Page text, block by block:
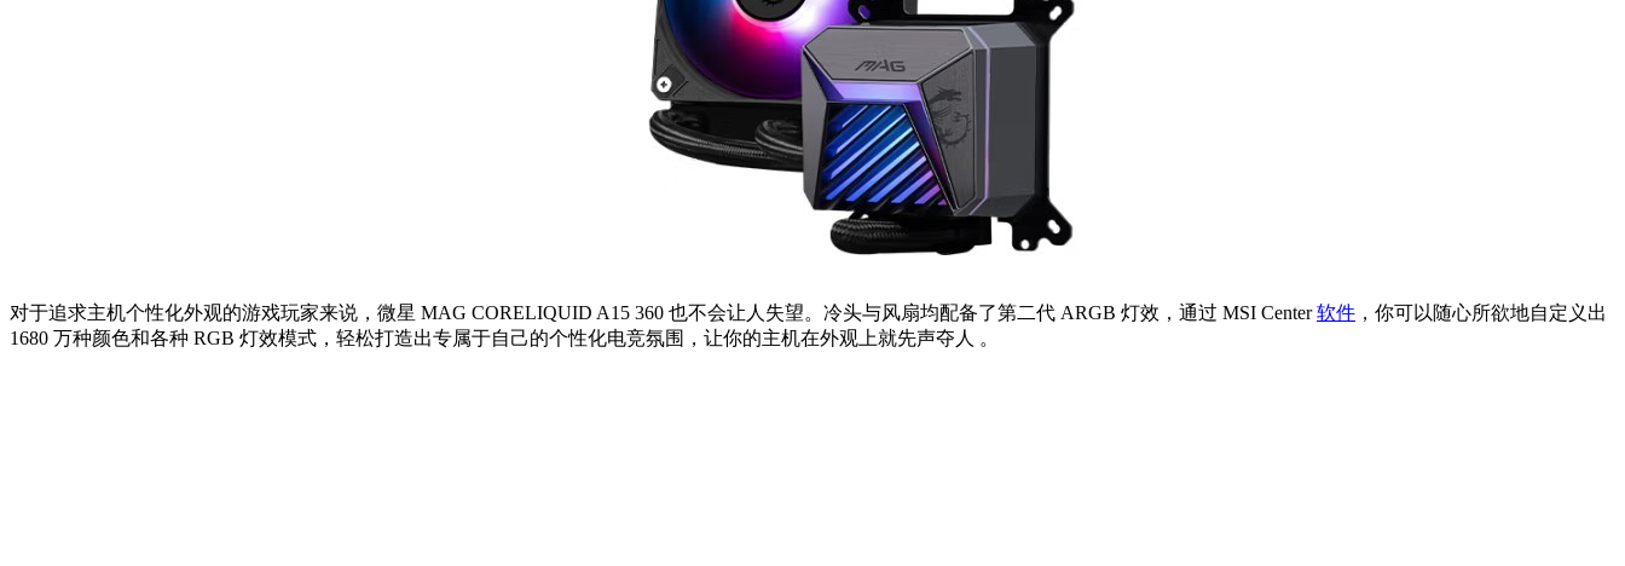
对于追求主机个性化外观的游戏玩家来说，微星 MAG CORELIQUID A15 360 也不会让人失望。冷头与风扇均配备了第二代 ARGB 灯效，通过 MSI Center软件 ，你可以随心所欲地自定义出
1680 万种颜色和各种 RGB 灯效模式，轻松打造出专属于自己的个性化电竞氛围，让你的主机在外观上就先声夺人 。